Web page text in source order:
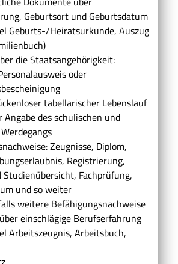
Geburtsort und Geburtsdatum
Geburts-/Heiratsurkunde, Auszug
die Staatsangehörigkeit:
oder
tabellarischer Lebenslauf
Angabe des schulischen und
Zeugnisse, Diplom,
Registrierung,
Studienübersicht, Fachprüfung,
und so weiter
weitere Befähigungsnachweise
einschlägige Berufserfahrung
Arbeitszeugnis, Arbeitsbuch,